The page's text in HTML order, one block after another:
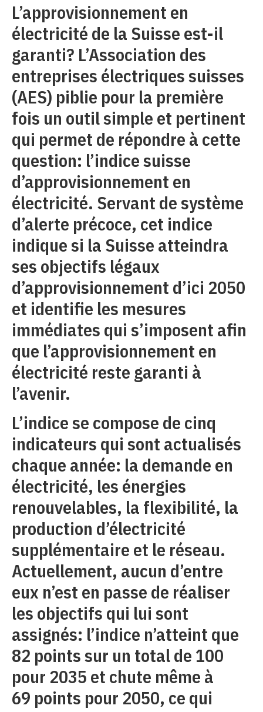
L’approvisionnement en
électricité de la Suisse est-il
garanti? L’Association des
entreprises électriques suisses
(AES) piblie pour la première
fois un outil simple et pertinent
qui permet de répondre à cette
question: l’indice suisse
d’approvisionnement en
électricité. Servant de système
d’alerte précoce, cet indice
indique si la Suisse atteindra
ses objectifs légaux
d’approvisionnement d’ici 2050
et identifie les mesures
immédiates qui s’imposent afin
que l’approvisionnement en
électricité reste garanti à
l’avenir.
L’indice se compose de cinq
indicateurs qui sont actualisés
chaque année: la demande en
électricité, les énergies
renouvelables, la flexibilité, la
production d’électricité
supplémentaire et le réseau.
Actuellement, aucun d’entre
eux n’est en passe de réaliser
les objectifs qui lui sont
assignés: l’indice n’atteint que
82 points sur un total de 100
pour 2035 et chute même à
69 points pour 2050, ce qui